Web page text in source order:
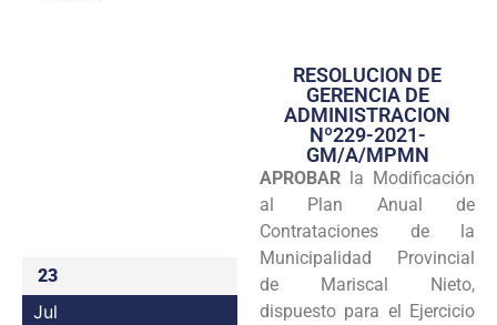
Transparencia
Seguridad
Programas
Intranet
23
Jul
RESOLUCION DE
GERENCIA DE
ADMINISTRACION
Nº229-2021-
GM/A/MPMN
APROBAR la Modificación
al Plan Anual de
Contrataciones de la
Municipalidad Provincial
de Mariscal Nieto,
dispuesto para el Ejercicio